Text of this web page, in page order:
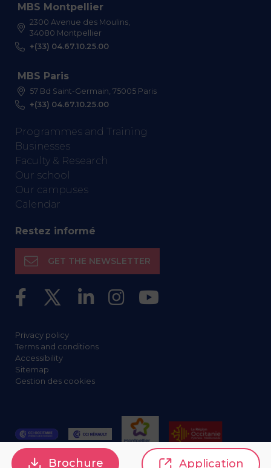
MBS Montpellier
2300 Avenue des Moulins,
34080 Montpellier
+(33) 04.67.10.25.00
MBS Paris
57 Bd Saint-Germain, 75005 Paris
+(33) 04.67.10.25.00
Programmes and Training
Businesses
Faculty & Research
Our school
Our campuses
Calendar
Restez informé
GET THE NEWSLETTER
Privacy policy
Terms and conditions
Accessibility
Sitemap
Gestion des cookies
Brochure Application